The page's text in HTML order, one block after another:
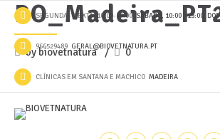
SEGUNDA - SEXTA, 10:00-19:00 SÁBADO, 10:00 - 13:00,
966529489 GERAL@BIOVETNATURA.PT
CLÍNICAS EM SANTANA E MACHICO MADEIRA
by biovetnatura 0